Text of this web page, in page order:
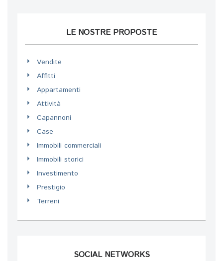
LE NOSTRE PROPOSTE
Vendite
Affitti
Appartamenti
Attività
Capannoni
Case
Immobili commerciali
Immobili storici
Investimento
Prestigio
Terreni
SOCIAL NETWORKS